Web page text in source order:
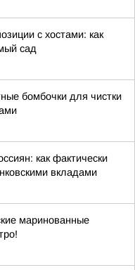
с хостами: как
сад
бомбочки для чистки
как фактически
вкладами
маринованные